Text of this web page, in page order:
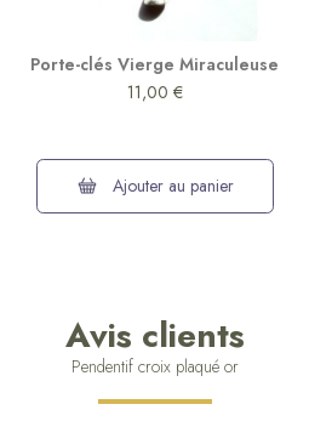
Porte-clés Vierge Miraculeuse
11,00 €
Ajouter au panier
Avis clients
Pendentif croix plaqué or